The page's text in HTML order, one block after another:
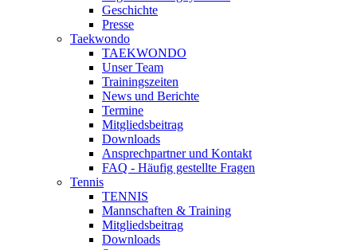
Geschichte
Presse
Taekwondo
TAEKWONDO
Unser Team
Trainingszeiten
News und Berichte
Termine
Mitgliedsbeitrag
Downloads
Ansprechpartner und Kontakt
FAQ - Häufig gestellte Fragen
Tennis
TENNIS
Mannschaften & Training
Mitgliedsbeitrag
Downloads